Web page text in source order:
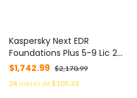
Kaspersky Next EDR
Foundations Plus 5-9 Lic 2
Años C/U KL4065ZAED8 -
$1,742.99 $2,170.99
24meses de$105.33